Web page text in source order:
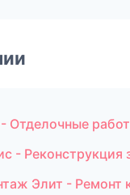
Отделочные
- Реконструкция
Элит - Ремонт